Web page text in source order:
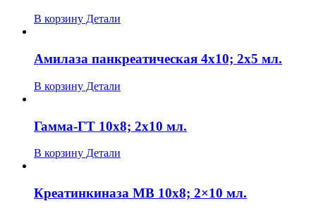
В корзину Детали
Амилаза панкреатическая 4х10; 2х5 мл.
В корзину Детали
Гамма-ГТ 10х8; 2х10 мл.
В корзину Детали
Креатинкиназа MB 10х8; 2×10 мл.